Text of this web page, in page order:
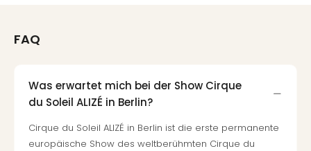
FAQ
Was erwartet mich bei der Show Cirque
du Soleil ALIZÉ in Berlin?
Cirque du Soleil ALIZÉ in Berlin ist die erste permanente
europäische Show des weltberühmten Cirque du